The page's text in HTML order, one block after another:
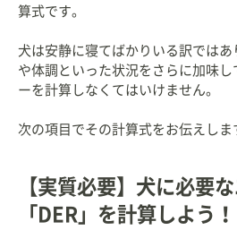
算式です。
犬は安静に寝てばかりいる訳では
や体調といった状況をさらに加味し
ーを計算しなくてはいけません。
次の項目でその計算式をお伝えしま
【実質必要】犬に必要
「DER」を計算しよう！